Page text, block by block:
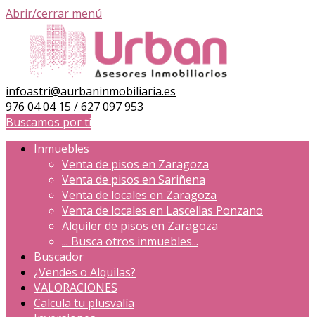
Abrir/cerrar menú
infoastri@aurbaninmobiliaria.es
976 04 04 15 / 627 097 953
Buscamos por ti
Inmuebles
Venta de pisos en Zaragoza
Venta de pisos en Sariñena
Venta de locales en Zaragoza
Venta de locales en Lascellas Ponzano
Alquiler de pisos en Zaragoza
... Busca otros inmuebles...
Buscador
¿Vendes o Alquilas?
VALORACIONES
Calcula tu plusvalía